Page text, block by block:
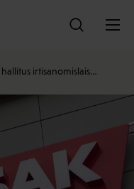
hallitus irtisanomislais…